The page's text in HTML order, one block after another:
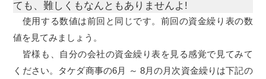
ても、難しくもなんともありませんよ!
使用する数値は前回と同じです。前回の資金繰り表の数
値を見てみましょう。
皆様も、自分の会社の資金繰り表を見る感覚で見てみて
ください。タケダ商事の6月 ～ 8月の月次資金繰りは下記の